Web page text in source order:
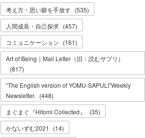
考え方・思い癖を手放す (535)
人間成長・自己探求 (457)
コミュニケーション (161)
Art of Being｜Mail Letter（旧：読むサプリ）
(817)
“The English version of YOMU-SAPULI”Weekly
Newsletter. (448)
まぐまぐ『Hitomi Collected』
(35)
かないずむ2021
(14)